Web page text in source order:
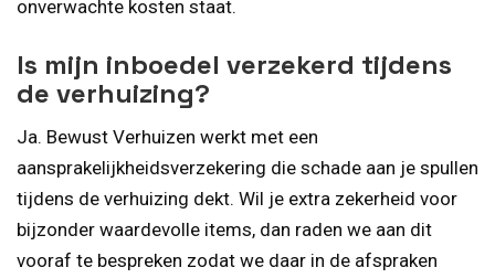
onverwachte kosten staat.
Is mijn inboedel verzekerd tijdens
de verhuizing?
Ja. Bewust Verhuizen werkt met een
aansprakelijkheidsverzekering die schade aan je spullen
tijdens de verhuizing dekt. Wil je extra zekerheid voor
bijzonder waardevolle items, dan raden we aan dit
vooraf te bespreken zodat we daar in de afspraken